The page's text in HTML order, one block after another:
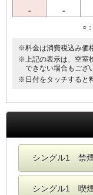
- -
○
※料金は消費税込み価
※上記の表示は、空室
できない場合もござ
※日付をタッチすると
シングル1 禁
シングル1 喫